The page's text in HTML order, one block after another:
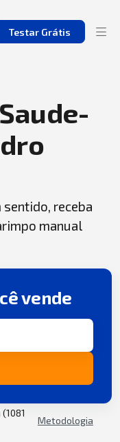
Testar Grátis
receba
manual
vende
Metodologia